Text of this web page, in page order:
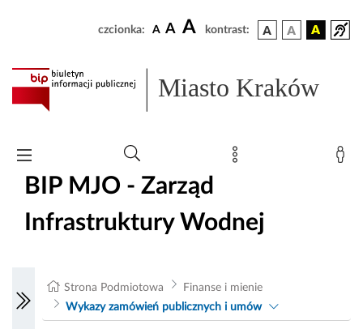
czcionka: A A A kontrast:
Miasto Kraków
BIP MJO - Zarząd
Infrastruktury Wodnej
Strona Podmiotowa
Finanse i mienie
Wykazy zamówień publicznych i umów